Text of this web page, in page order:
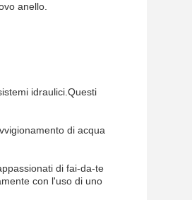
anello.
idraulici.Questi
di acqua
di fai-da-te
con l'uso di uno